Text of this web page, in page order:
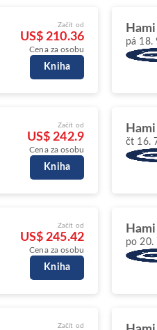
Začít od
US$ 210.36
Cena za osobu
Kniha
pá 18.
Začít od
US$ 242.9
Cena za osobu
Kniha
čt 16.
Začít od
US$ 245.42
Cena za osobu
Kniha
po 20.
Začít od